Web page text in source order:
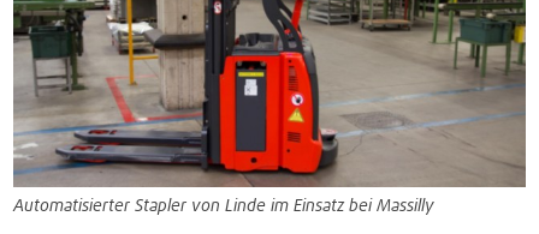
Automatisierter Stapler von Linde im Einsatz bei Massilly